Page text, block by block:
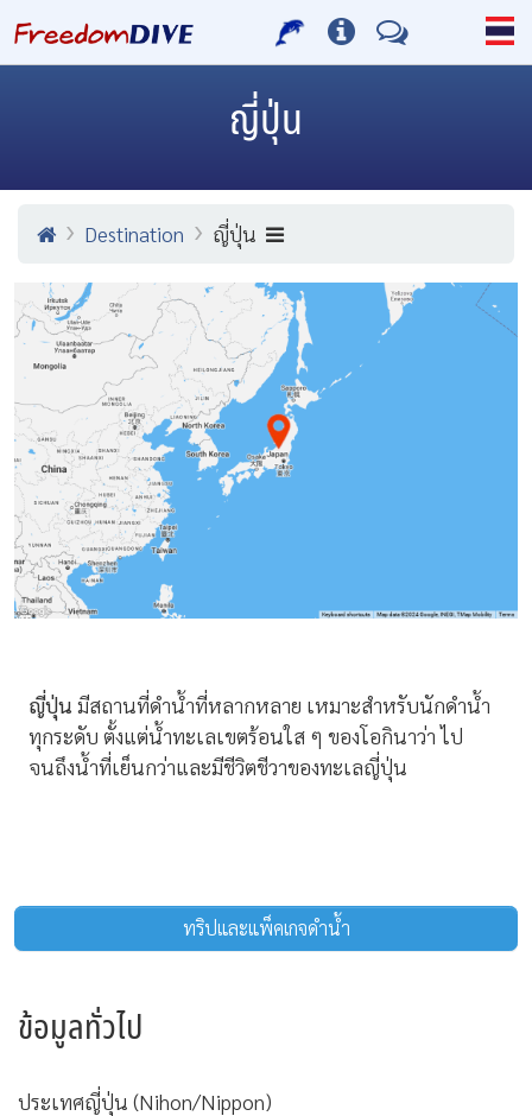
ญี่ปุ่น
Destination ญี่ปุ่น
ญี่ปุ่น มีสถานที่ดำน้ำที่หลากหลาย เหมาะสำหรับนักดำน้ำ
ทุกระดับ ตั้งแต่น้ำทะเลเขตร้อนใส ๆ ของโอกินาว่า ไป
จนถึงน้ำที่เย็นกว่าและมีชีวิตชีวาของทะเลญี่ปุ่น
ทริปและแพ็คเกจดำน้ำ
ข้อมูลทั่วไป
ประเทศญี่ปุ่น (Nihon/Nippon)